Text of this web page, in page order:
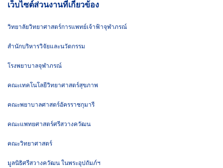
เว็บไซต์ส่วนงานที่เกี่ยวข้อง
วิทยาลัยวิทยาศาสตร์การแพทย์เจ้าฟ้าจุฬาภรณ์
สำนักบริหารวิจัยและนวัตกรรม
โรงพยาบาลจุฬาภรณ์
คณะเทคโนโลยีวิทยาศาสตร์สุขภาพ
คณะพยาบาลศาสตร์อัครราชกุมารี
คณะแพทยศาสตร์ศรีสวางควัฒน
คณะวิทยาศาสตร์
มูลนิธิศรีสวางควัฒน ในพระอุปถัมภ์ฯ